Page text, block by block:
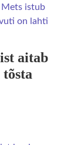
aitab